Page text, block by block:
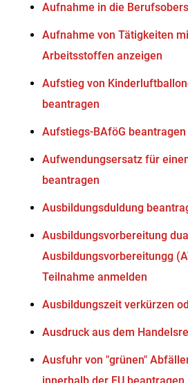
Aufnahme in die
Aufnahme von Tätigkeiten
Arbeitsstoffen anzeigen
Aufstieg von
beantragen
Aufstiegs-BAföG beantragen
Aufwendungsersatz für
beantragen
Ausbildungsduldung
Ausbildungsvorbereitung
Ausbildungsvorbereitungg
Teilnahme anmelden
Ausbildungszeit verkürzen
Ausdruck aus dem
Ausfuhr von "grünen"